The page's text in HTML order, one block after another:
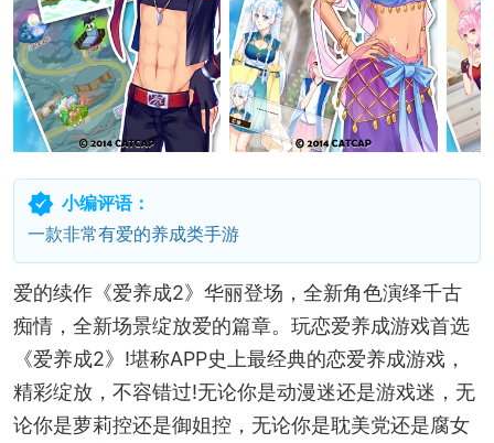
小编评语：
一款非常有爱的养成类手游
爱的续作《爱养成2》华丽登场，全新角色演绎千古
痴情，全新场景绽放爱的篇章。玩恋爱养成游戏首选
《爱养成2》!堪称APP史上最经典的恋爱养成游戏，
精彩绽放，不容错过!无论你是动漫迷还是游戏迷，无
论你是萝莉控还是御姐控，无论你是耽美党还是腐女